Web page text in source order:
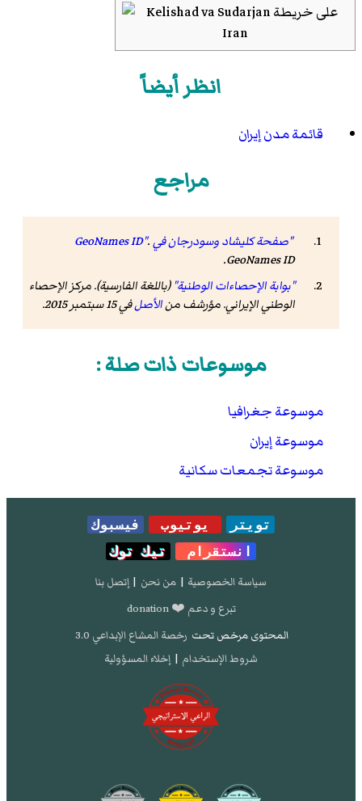
انظر أيضاً
قائمة مدن إيران
مراجع
"صفحة كليشاد وسودرجان في GeoNames ID".
GeoNames ID
.
"بوابة الإحصاءات الوطنية" (باللغة الفارسية). مركز الإحصاء
الوطني الإيراني. مؤرشف منالأصلفي 15 سبتمبر 2015 .
موسوعات ذات صلة :
موسوعة جغرافيا
موسوعة إيران
موسوعة تجمعات سكانية
تويتر يوتيوب
فيسبوك
انستقرام
تيك توك
سياسة الخصوصية | من نحن | إتصل بنا
تبرع و دعم ❤️ donation
المحتوى مرخص تحت رخصة المشاع الإبداعي 3.0
شروط الإستخدام | إخلاء المسؤولية